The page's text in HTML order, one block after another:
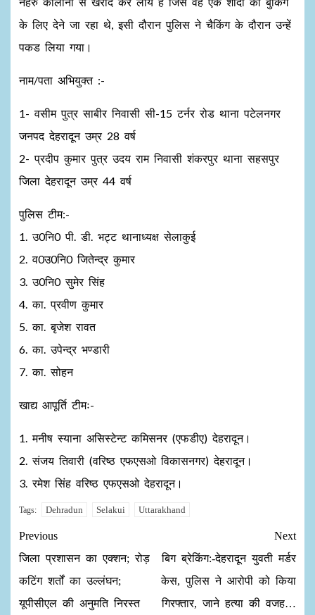
के लिए देने जा रहा थे, इसी दौरान पुलिस ने चैकिंग के दौरान उन्हें
पकड लिया गया।
नाम/पता अभियुक्त :-
1- वसीम पुत्र साबीर निवासी सी-15 टर्नर रोड थाना पटेलनगर
जनपद देहरादून उम्र 28 वर्ष
2- प्रदीप कुमार पुत्र उदय राम निवासी शंकरपुर थाना सहसपुर
जिला देहरादून उम्र 44 वर्ष
पुलिस टीम:-
1. उ0नि0 पी. डी. भट्ट थानाध्यक्ष सेलाकुई
2. व0उ0नि0 जितेन्द्र कुमार
3. उ0नि0 सुमेर सिंह
4. का. प्रवीण कुमार
5. का. बृजेश रावत
6. का. उपेन्द्र भण्डारी
7. का. सोहन
खाद्य आपूर्ति टीमः-
1. मनीष स्याना असिस्टेन्ट कमिसनर (एफडीए) देहरादून।
2. संजय तिवारी (वरिष्ठ एफएसओ विकासनगर) देहरादून।
3. रमेश सिंह वरिष्ठ एफएसओ देहरादून।
Tags: Dehradun Selakui Uttarakhand
Previous
जिला प्रशासन का एक्शन; रोड़
कटिंग शर्तों का उल्लंघन;
यूपीसीएल की अनुमति निरस्त
Next
बिग ब्रेकिंग:-देहरादून युवती मर्डर
केस, पुलिस ने आरोपी को किया
गिरफ्तार, जाने हत्या की वजह…